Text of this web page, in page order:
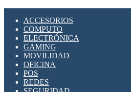
SUPRESOR DE
APLICACIONES
ACCESORIOS
COMPUTO
ELECTRÓNICA
GAMING
MOVILIDAD
OFICINA
POS
REDES